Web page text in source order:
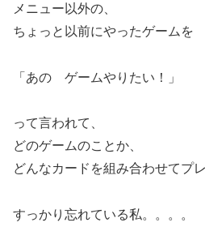
メニュー以外の、
ちょっと以前にやったゲームを
「あの ゲームやりたい！」
って言われて、
どのゲームのことか、
どんなカードを組み合わせてプ
すっかり忘れている私。。。。